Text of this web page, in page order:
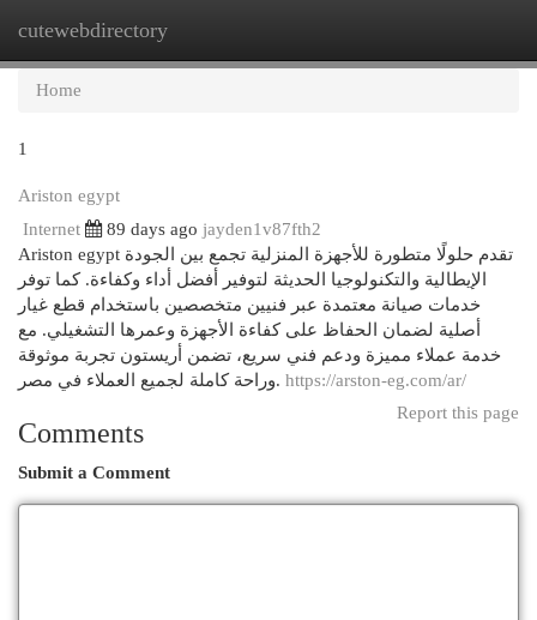
cutewebdirectory
Home
1
Ariston egypt
Internet
89 days ago jayden1v87fth2
Ariston egypt تقدم حلولًا متطورة للأجهزة المنزلية تجمع بين الجودة
الإيطالية والتكنولوجيا الحديثة لتوفير أفضل أداء وكفاءة. كما توفر
خدمات صيانة معتمدة عبر فنيين متخصصين باستخدام قطع غيار
أصلية لضمان الحفاظ على كفاءة الأجهزة وعمرها التشغيلي. مع
خدمة عملاء مميزة ودعم فني سريع، تضمن أريستون تجربة موثوقة
وراحة كاملة لجميع العملاء في مصر. https://arston-eg.com/ar/
Report this page
Comments
Submit a Comment